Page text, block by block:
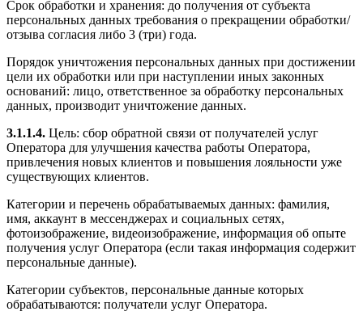
Срок обработки и хранения: до получения от субъекта
персональных данных требования о прекращении обработки/
отзыва согласия либо 3 (три) года.
Порядок уничтожения персональных данных при достижении
цели их обработки или при наступлении иных законных
оснований: лицо, ответственное за обработку персональных
данных, производит уничтожение данных.
3.1.1.4. Цель: сбор обратной связи от получателей услуг
Оператора для улучшения качества работы Оператора,
привлечения новых клиентов и повышения лояльности уже
существующих клиентов.
Категории и перечень обрабатываемых данных: фамилия,
имя, аккаунт в мессенджерах и социальных сетях,
фотоизображение, видеоизображение, информация об опыте
получения услуг Оператора (если такая информация содержит
персональные данные).
Категории субъектов, персональные данные которых
обрабатываются: получатели услуг Оператора.